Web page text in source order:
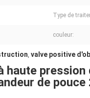
Type de
couleur:
, valve positive
pression
de pouce